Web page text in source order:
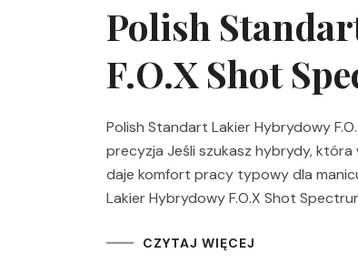
Polish
F.O.X Shot
Polish Standart Lakier Hybrydowy
precyzja Jeśli szukasz hybrydy,
daje komfort pracy typowy dla
Lakier Hybrydowy F.O.X Shot
CZYTAJ WIĘCEJ